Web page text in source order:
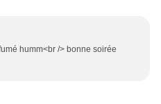
humm<br /> bonne soirée